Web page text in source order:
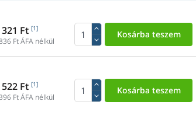
Ft [1]
Ft ÁFA nélkül
Ft [1]
Ft ÁFA nélkül